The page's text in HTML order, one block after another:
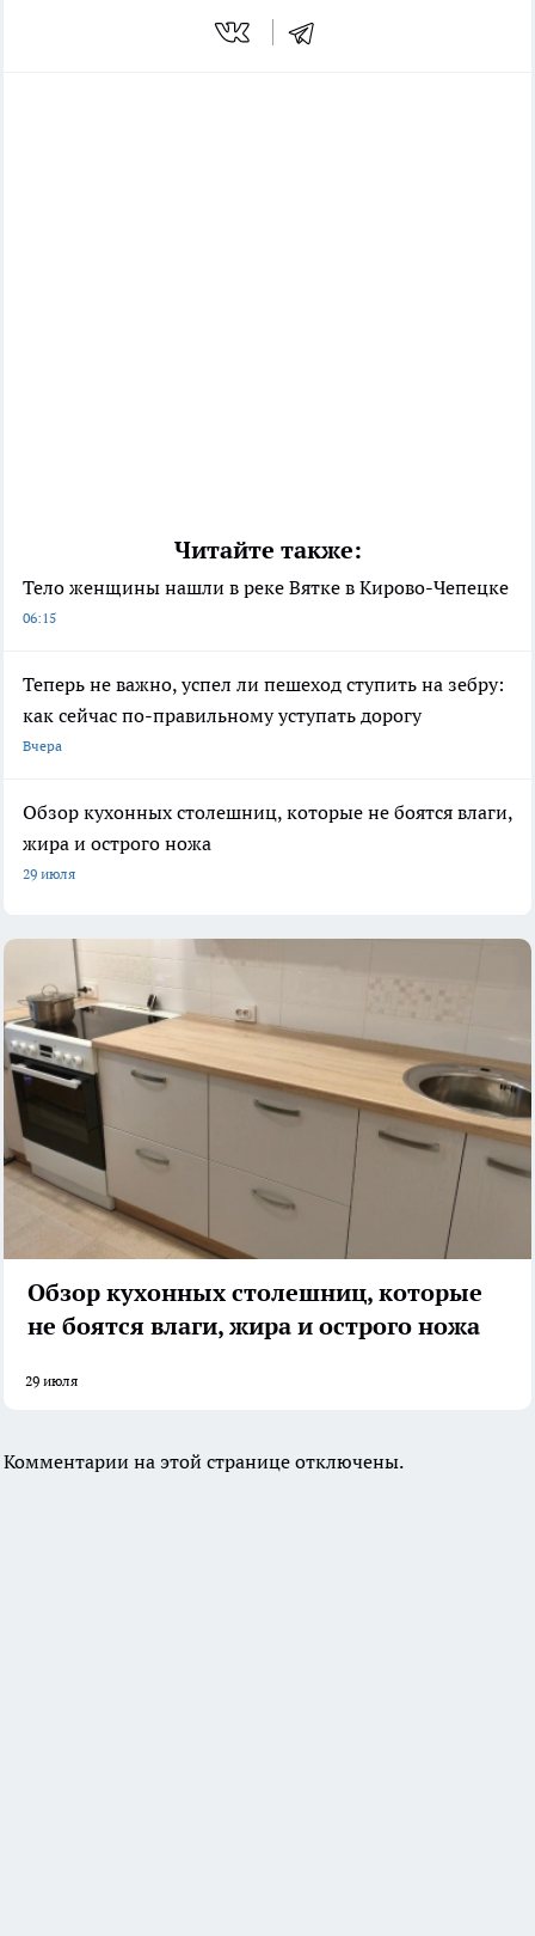
Читайте также:
Тело женщины нашли в реке Вятке в Кирово-Чепецке
06:15
Теперь не важно, успел ли пешеход ступить на зебру:
как сейчас по-правильному уступать дорогу
Вчера
Обзор кухонных столешниц, которые не боятся влаги,
жира и острого ножа
29 июля
Обзор кухонных столешниц, которые
не боятся влаги, жира и острого ножа
29 июля
Комментарии на этой странице отключены.